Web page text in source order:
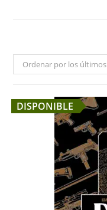
Ordenar por los últimos
DISPONIBLE